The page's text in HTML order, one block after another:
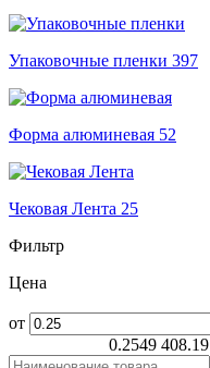
Упаковочные пленки 397
Форма алюминевая 52
Чековая Лента 25
Фильтр
Цена
от
0.2549 408.19